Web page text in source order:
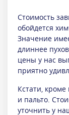
Стоимость
обойдется
Значение
длиннее
цены у нас
приятно
Кстати,
и пальто.
уточнить у